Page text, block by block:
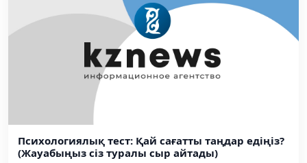
Психологиялық тест: Қай сағатты таңдар едіңіз?
(Жауабыңыз сіз туралы сыр айтады)